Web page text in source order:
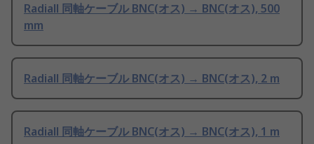
Radiall 同軸ケーブル BNC(オス) → BNC(オス), 500
mm
Radiall 同軸ケーブル BNC(オス) → BNC(オス), 2 m
Radiall 同軸ケーブル BNC(オス) → BNC(オス), 1 m